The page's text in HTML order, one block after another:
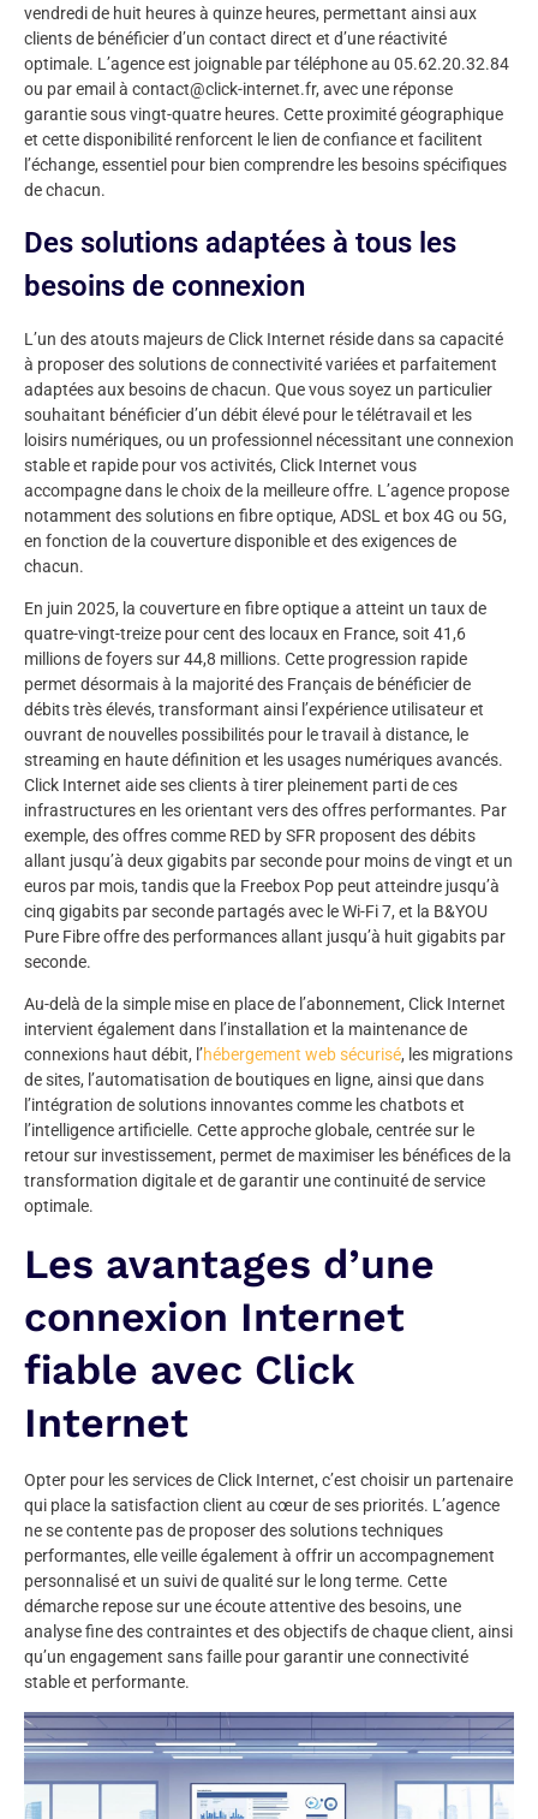
vendredi de huit heures à quinze heures, permettant ainsi aux
clients de bénéficier d’un contact direct et d’une réactivité
optimale. L’agence est joignable par téléphone au 05.62.20.32.84
ou par email à contact@click-internet.fr, avec une réponse
garantie sous vingt-quatre heures. Cette proximité géographique
et cette disponibilité renforcent le lien de confiance et facilitent
l’échange, essentiel pour bien comprendre les besoins spécifiques
de chacun.
Des solutions adaptées à tous les
besoins de connexion
L’un des atouts majeurs de Click Internet réside dans sa capacité
à proposer des solutions de connectivité variées et parfaitement
adaptées aux besoins de chacun. Que vous soyez un particulier
souhaitant bénéficier d’un débit élevé pour le télétravail et les
loisirs numériques, ou un professionnel nécessitant une connexion
stable et rapide pour vos activités, Click Internet vous
accompagne dans le choix de la meilleure offre. L’agence propose
notamment des solutions en fibre optique, ADSL et box 4G ou 5G,
en fonction de la couverture disponible et des exigences de
chacun.
En juin 2025, la couverture en fibre optique a atteint un taux de
quatre-vingt-treize pour cent des locaux en France, soit 41,6
millions de foyers sur 44,8 millions. Cette progression rapide
permet désormais à la majorité des Français de bénéficier de
débits très élevés, transformant ainsi l’expérience utilisateur et
ouvrant de nouvelles possibilités pour le travail à distance, le
streaming en haute définition et les usages numériques avancés.
Click Internet aide ses clients à tirer pleinement parti de ces
infrastructures en les orientant vers des offres performantes. Par
exemple, des offres comme RED by SFR proposent des débits
allant jusqu’à deux gigabits par seconde pour moins de vingt et un
euros par mois, tandis que la Freebox Pop peut atteindre jusqu’à
cinq gigabits par seconde partagés avec le Wi-Fi 7, et la B&YOU
Pure Fibre offre des performances allant jusqu’à huit gigabits par
seconde.
Au-delà de la simple mise en place de l’abonnement, Click Internet
intervient également dans l’installation et la maintenance de
connexions haut débit, l’hébergement web sécurisé, les migrations
de sites, l’automatisation de boutiques en ligne, ainsi que dans
l’intégration de solutions innovantes comme les chatbots et
l’intelligence artificielle. Cette approche globale, centrée sur le
retour sur investissement, permet de maximiser les bénéfices de la
transformation digitale et de garantir une continuité de service
optimale.
Les avantages d’une
connexion Internet
fiable avec Click
Internet
Opter pour les services de Click Internet, c’est choisir un partenaire
qui place la satisfaction client au cœur de ses priorités. L’agence
ne se contente pas de proposer des solutions techniques
performantes, elle veille également à offrir un accompagnement
personnalisé et un suivi de qualité sur le long terme. Cette
démarche repose sur une écoute attentive des besoins, une
analyse fine des contraintes et des objectifs de chaque client, ainsi
qu’un engagement sans faille pour garantir une connectivité
stable et performante.